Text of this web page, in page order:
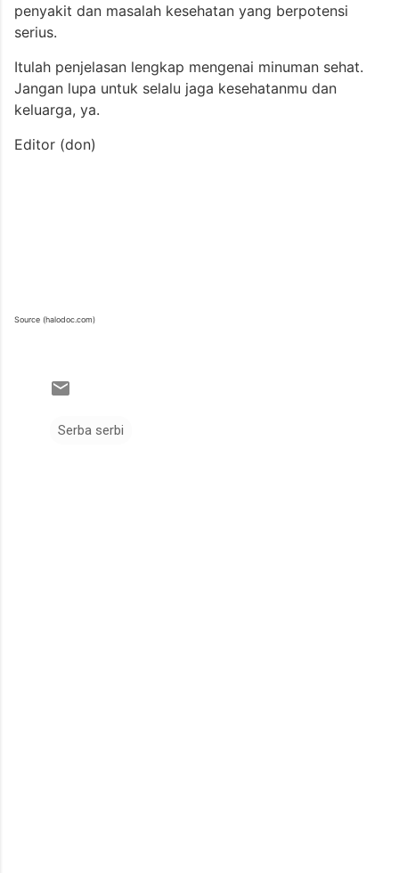
penyakit dan masalah kesehatan yang berpotensi
serius.
Itulah penjelasan lengkap mengenai minuman sehat.
Jangan lupa untuk selalu jaga kesehatanmu dan
keluarga, ya.
Editor (don)
Source (halodoc.com)
Serba serbi